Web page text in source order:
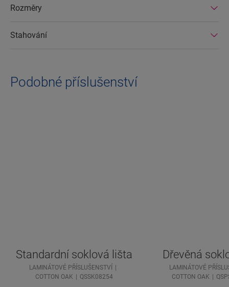
Rozměry
Stahování
Podobné příslušenství
Standardní soklová lišta
LAMINÁTOVÉ PŘÍSLUŠENSTVÍ
COTTON OAK
QSSK08254
Dřevěná
LAMINÁTOVÉ
COTTON OAK